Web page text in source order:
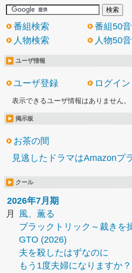
番組検索
番組50音
人物検索
人物50音
ユーザ情報
ユーザ登録 ログイン
表示できるユーザ情報はありません。
掲示板
お茶の間
見逃したドラマはAmazonプ
クール
2026年7月期
月
風、薫る
ブラックトリック～裁きを
GTO (2026)
夫を殺したはずなのに
もう1度夫婦になりますか